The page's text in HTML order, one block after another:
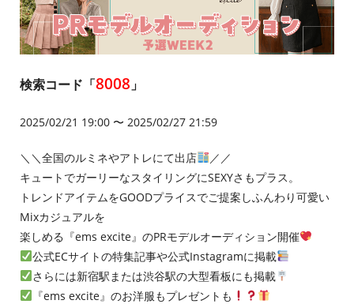
検索コード「8008 」
2025/02/21 19:00 〜 2025/02/27 21:59
＼＼全国のルミネやアトレにて出店
／／
キュートでガーリーなスタイリングにSEXYさもプラス。
トレンドアイテムをGOODプライスでご提案しふんわり可愛い
Mixカジュアルを
楽しめる『ems excite』のPRモデルオーディション開催
公式ECサイトの特集記事や公式Instagramに掲載
さらには新宿駅または渋谷駅の大型看板にも掲載
『ems excite』のお洋服もプレゼントも